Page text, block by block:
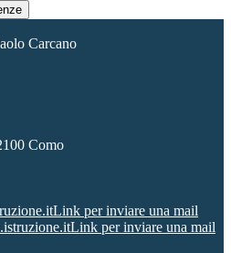
Carcano
Como
Link per inviare una mail
Link per inviare una mail